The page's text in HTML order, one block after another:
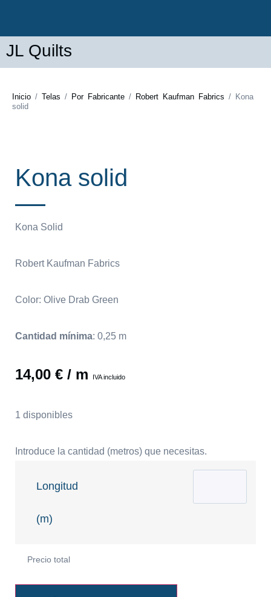
JL Quilts
Inicio / Telas / Por Fabricante / Robert Kaufman Fabrics / Kona
solid
Kona solid
Kona Solid
Robert Kaufman Fabrics
Color: Olive Drab Green
Cantidad mínima: 0,25 m
14,00 € / m IVA incluido
1 disponibles
Introduce la cantidad (metros) que necesitas.
Longitud
(m)
Precio total